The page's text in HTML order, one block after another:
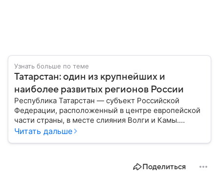
Узнать больше по теме
Татарстан: один из крупнейших и
наиболее развитых регионов России
Республика Татарстан — субъект Российской
Федерации, расположенный в центре европейской
части страны, в месте слияния Волги и Камы.
Регион считается одним из ведущих
наследием, многонациональным населением и
Читать дальше
Поделиться